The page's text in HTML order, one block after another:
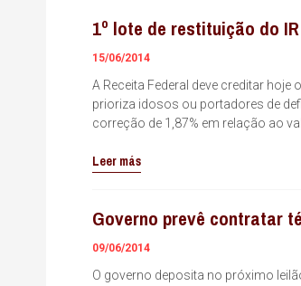
1º lote de restituição do
15/06/2014
A Receita Federal deve creditar
prioriza idosos ou portadores de
correção de 1,87% em relação ao
Leer más
Governo prevê contratar
09/06/2014
O governo deposita no próximo